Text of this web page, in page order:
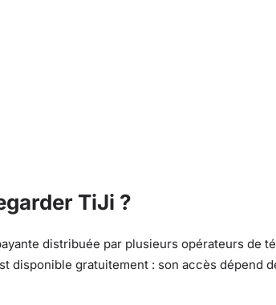
TiJi ?
distribuée par plusieurs opérateurs de
disponible gratuitement : son accès dépend